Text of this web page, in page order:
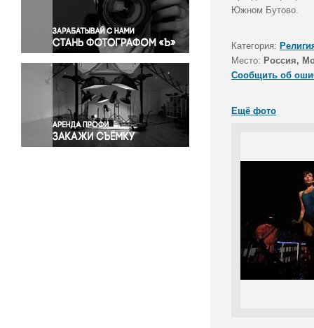
Правосудие
Происшествия и конфликты
Религия
Светская жизнь
Спорт
Экология
Экономика и бизнес
Южном Бутово.
Категория:
Место: Россия,
Сообщить об
Ещё фото